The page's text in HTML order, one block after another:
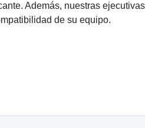
Además, nuestras
de su equipo.